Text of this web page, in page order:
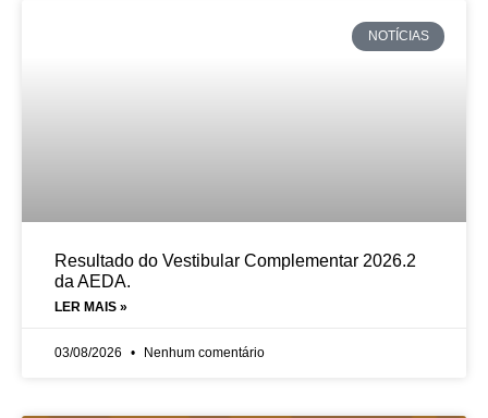
NOTÍCIAS
Resultado do Vestibular Complementar 2026.2
da AEDA.
LER MAIS »
03/08/2026 Nenhum comentário